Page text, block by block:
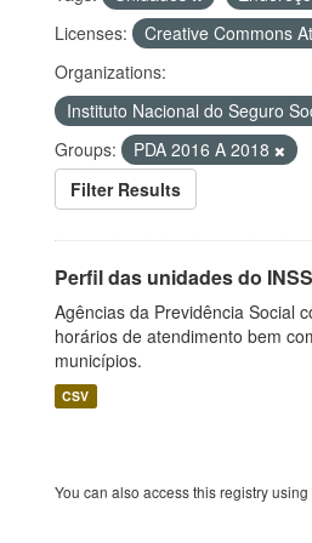
Licenses:
Creative Commons
Organizations:
Instituto Nacional do Seguro
Groups:
PDA 2016 A 2018
Filter Results
Perfil das unidades do INSS
Agências da Previdência Social
horários de atendimento bem
municípios.
CSV
You can also access this registry using